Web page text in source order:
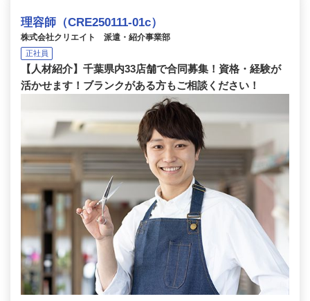
理容師（CRE250111-01c）
株式会社クリエイト 派遣・紹介事業部
正社員
【人材紹介】千葉県内33店舗で合同募集！資格・経験が
活かせます！ブランクがある方もご相談ください！